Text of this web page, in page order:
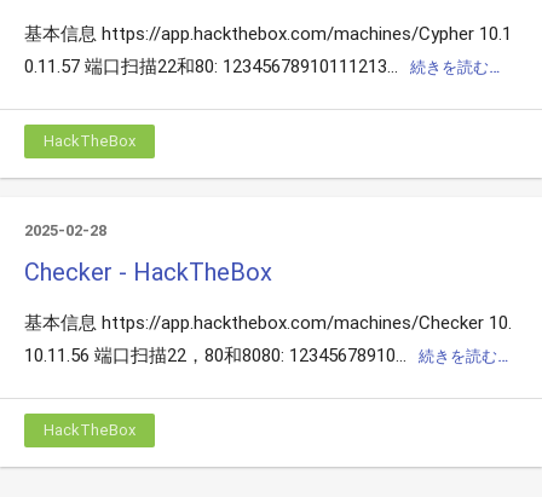
基本信息 https://app.hackthebox.com/machines/Cypher 10.1
0.11.57 端口扫描22和80: 12345678910111213...
続きを読む…
HackTheBox
2025-02-28
Checker - HackTheBox
基本信息 https://app.hackthebox.com/machines/Checker 10.
10.11.56 端口扫描22，80和8080: 12345678910...
続きを読む…
HackTheBox